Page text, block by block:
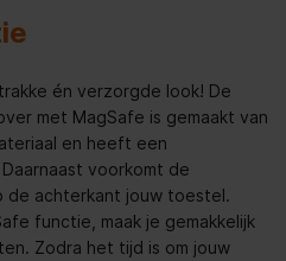
én verzorgde look! De
met MagSafe is gemaakt van
en heeft een
voorkomt de
de achterkant jouw toestel.
functie, maak je gemakkelijk
Zodra het tijd is om jouw